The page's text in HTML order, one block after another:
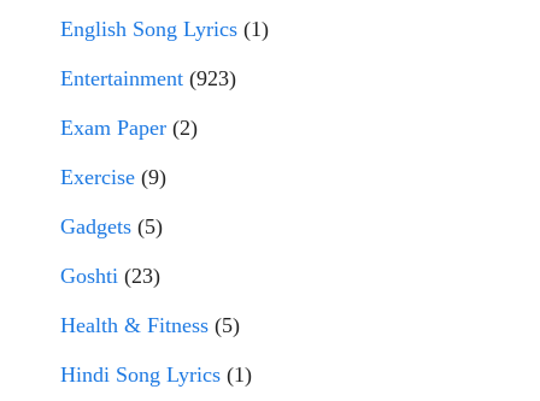
English Song Lyrics (1)
Entertainment (923)
Exam Paper (2)
Exercise (9)
Gadgets (5)
Goshti (23)
Health & Fitness (5)
Hindi Song Lyrics (1)